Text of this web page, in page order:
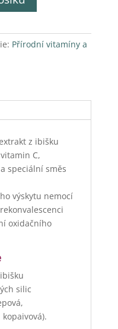
Přírodní vitamíny a
z ibišku
C,
speciální směs
výskytu nemocí
oxidačního
silic